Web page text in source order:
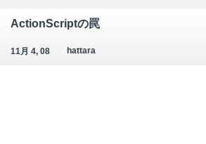
ActionScriptの罠
11月 4, 08 hattara